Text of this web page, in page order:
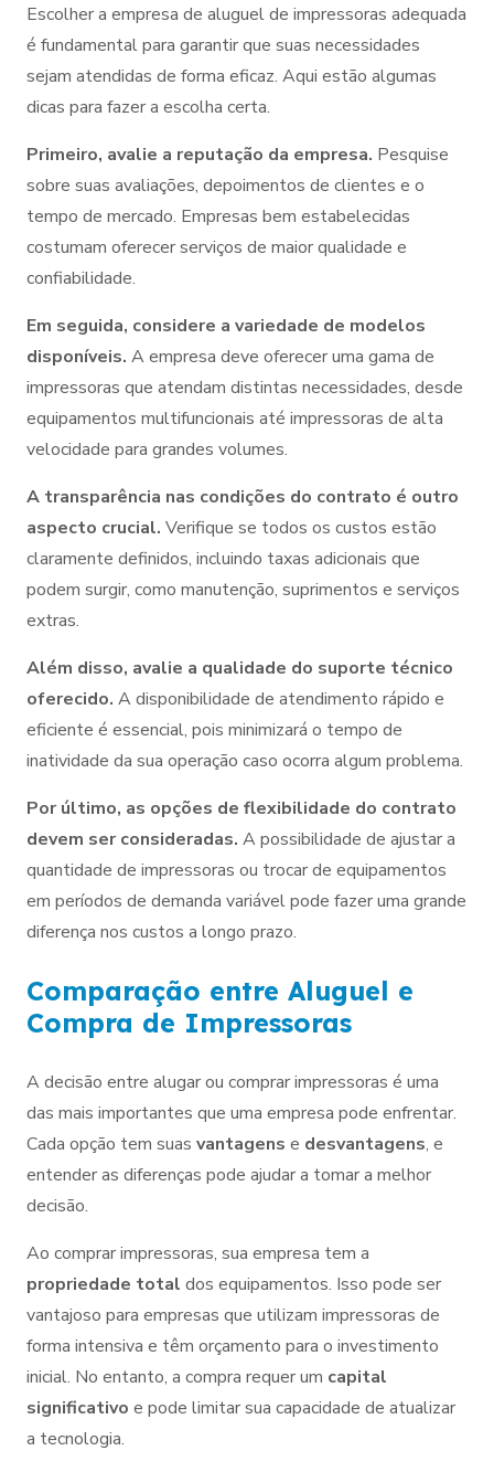
Escolher a empresa de aluguel de impressoras adequada
é fundamental para garantir que suas necessidades
sejam atendidas de forma eficaz. Aqui estão algumas
dicas para fazer a escolha certa.
Primeiro, avalie a reputação da empresa. Pesquise
sobre suas avaliações, depoimentos de clientes e o
tempo de mercado. Empresas bem estabelecidas
costumam oferecer serviços de maior qualidade e
confiabilidade.
Em seguida, considere a variedade de modelos
disponíveis. A empresa deve oferecer uma gama de
impressoras que atendam distintas necessidades, desde
equipamentos multifuncionais até impressoras de alta
velocidade para grandes volumes.
A transparência nas condições do contrato é outro
aspecto crucial. Verifique se todos os custos estão
claramente definidos, incluindo taxas adicionais que
podem surgir, como manutenção, suprimentos e serviços
extras.
Além disso, avalie a qualidade do suporte técnico
oferecido. A disponibilidade de atendimento rápido e
eficiente é essencial, pois minimizará o tempo de
inatividade da sua operação caso ocorra algum problema.
Por último, as opções de flexibilidade do contrato
devem ser consideradas. A possibilidade de ajustar a
quantidade de impressoras ou trocar de equipamentos
em períodos de demanda variável pode fazer uma grande
diferença nos custos a longo prazo.
Comparação entre Aluguel e
Compra de Impressoras
A decisão entre alugar ou comprar impressoras é uma
das mais importantes que uma empresa pode enfrentar.
Cada opção tem suas vantagens e desvantagens, e
entender as diferenças pode ajudar a tomar a melhor
decisão.
Ao comprar impressoras, sua empresa tem a
propriedade total dos equipamentos. Isso pode ser
vantajoso para empresas que utilizam impressoras de
forma intensiva e têm orçamento para o investimento
inicial. No entanto, a compra requer um capital
significativo e pode limitar sua capacidade de atualizar
a tecnologia.